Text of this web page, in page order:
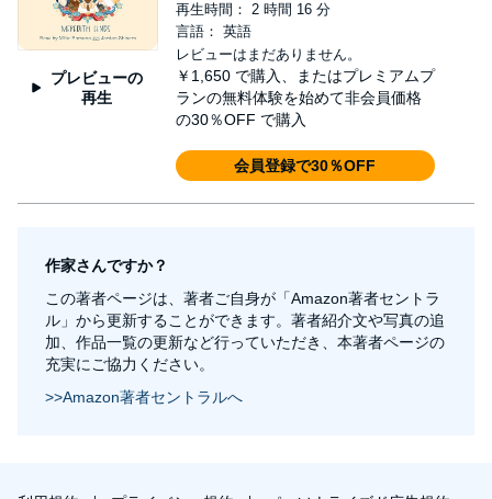
プレビューの
再生
再生時間： 2 時間 16 分
言語： 英語
レビューはまだありません。
￥1,650 で購入、またはプレミアムプ
ランの無料体験を始めて非会員価格
の30％OFF で購入
会員登録で30％OFF
作家さんですか？
この著者ページは、著者ご自身が「Amazon著者セントラ
ル」から更新することができます。著者紹介文や写真の追
加、作品一覧の更新など行っていただき、本著者ページの
充実にご協力ください。
>>Amazon著者セントラルへ